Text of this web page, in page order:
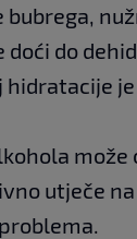
do
može
utječe